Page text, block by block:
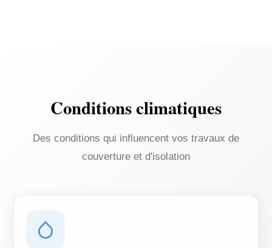
Conditions climatiques
Des conditions qui influencent vos travaux de
couverture et d'isolation